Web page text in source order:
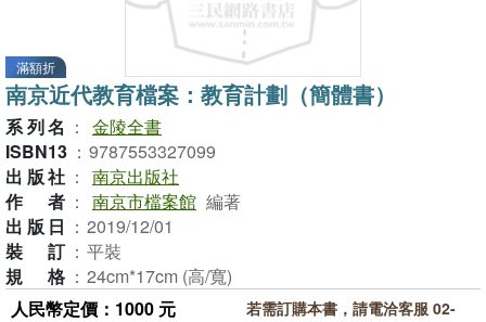
滿額折
南京近代教育檔案：教育計劃（簡體書）
系列名 ： 金陵全書
ISBN13 ： 9787553327099
出版社 ： 南京出版社
作者 ： 南京市檔案館 編著
出版日 ： 2019/12/01
裝訂 ： 平裝
規格 ： 24cm*17cm (高/寬)
人民幣定價：1000 元
若需訂購本書，請電洽客服 02-